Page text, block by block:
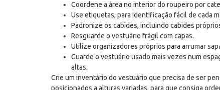
Coordene a área no interior do roupeiro por
Use etiquetas, para identificação fácil de cada
Padronize os cabides, incluindo cabides
Resguarde o vestuário frágil com capas.
Utilize organizadores próprios para arrumar
Guarde o vestuário usado mais vezes num
altas.
Crie um inventário do vestuário que precisa de ser
posicionados a alturas variadas, para que consiga